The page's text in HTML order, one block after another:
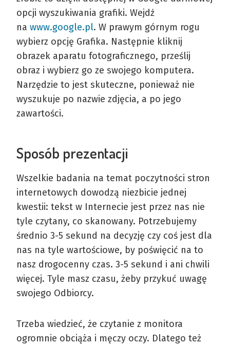
opcji wyszukiwania grafiki. Wejdź
na www.google.pl. W prawym górnym rogu
wybierz opcję Grafika. Następnie kliknij
obrazek aparatu fotograficznego, prześlij
obraz i wybierz go ze swojego komputera.
Narzędzie to jest skuteczne, ponieważ nie
wyszukuje po nazwie zdjęcia, a po jego
zawartości.
Sposób prezentacji
Wszelkie badania na temat poczytności stron
internetowych dowodzą niezbicie jednej
kwestii: tekst w Internecie jest przez nas nie
tyle czytany, co skanowany. Potrzebujemy
średnio 3-5 sekund na decyzję czy coś jest dla
nas na tyle wartościowe, by poświęcić na to
nasz drogocenny czas. 3-5 sekund i ani chwili
więcej. Tyle masz czasu, żeby przykuć uwagę
swojego Odbiorcy.
Trzeba wiedzieć, że czytanie z monitora
ogromnie obciąża i męczy oczy. Dlatego też